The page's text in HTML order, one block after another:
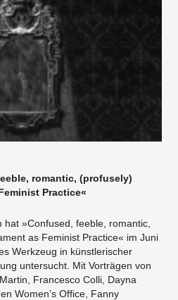
romantic, (profusely)
Practice«
»Confused, feeble, romantic,
as Feminist Practice« im Juni
Werkzeug in künstlerischer
untersucht. Mit Vorträgen von
Francesco Colli, Dayna
Women’s Office, Fanny